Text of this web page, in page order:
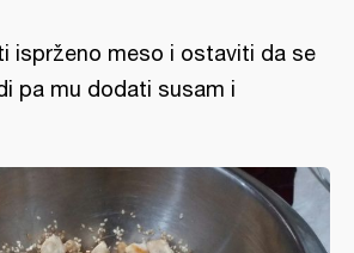
isprženo meso i ostaviti da se
pa mu dodati susam i